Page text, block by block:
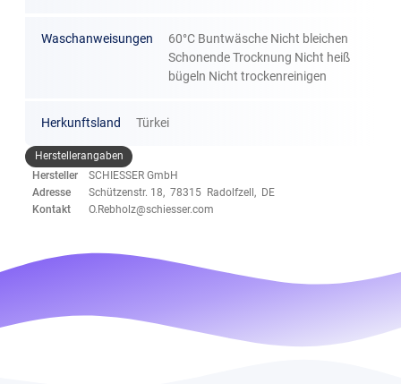
Waschanweisungen
60°C Buntwäsche Nicht bleichen
Schonende Trocknung Nicht heiß
bügeln Nicht trockenreinigen
Herkunftsland Türkei
Herstellerangaben
Hersteller
SCHIESSER GmbH
Adresse
Schützenstr. 18, 78315 Radolfzell, DE
Kontakt
O.Rebholz@schiesser.com